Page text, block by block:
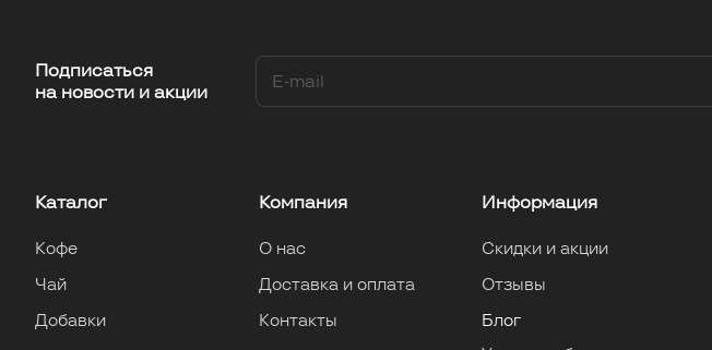
Подписаться
на новости и акции
Каталог
Кофе
Чай
Добавки
Компания
О нас
Доставка и оплата
Контакты
Информация
Скидки и акции
Отзывы
Блог